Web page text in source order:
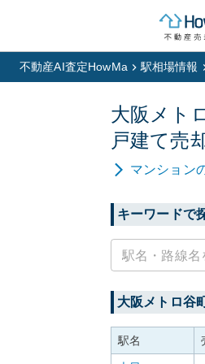
不動産AI査定HowMa 駅相場情報
大阪メト
戸建て売
マンション
キーワードで
大阪メトロ谷
駅名